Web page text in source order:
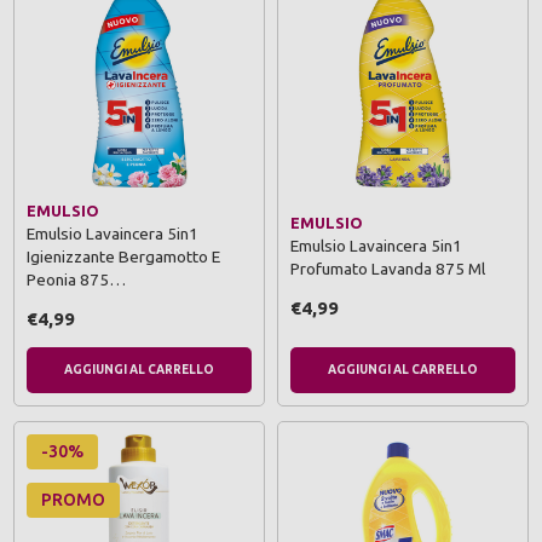
EMULSIO
Emulsio Lavaincera 5in1
Igienizzante Bergamotto E
Peonia 875…
€4,99
AGGIUNGI AL CARRELLO
EMULSIO
Emulsio Lavaincera 5in1
Profumato Lavanda 875 Ml
€4,99
AGGIUNGI AL CARRELLO
-30%
PROMO